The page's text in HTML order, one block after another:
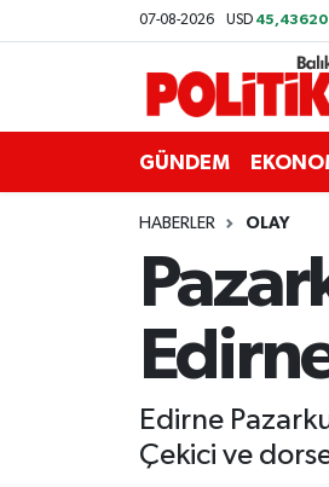
07-08-2026 USD 45,43620
GÜNDEM
HABERLER OLAY
Edirne
Çekici ve
ASTROLOJİ
Bandırma
Burhaniye
Balıkesir Nöbetçi Eczaneler
Balıkesir Hava Durumu
Balıkesir Namaz Vakitleri
Balıkesir Trafik Yoğunluk
Süper Lig Puan Durumu ve
Son Dakika Haberleri